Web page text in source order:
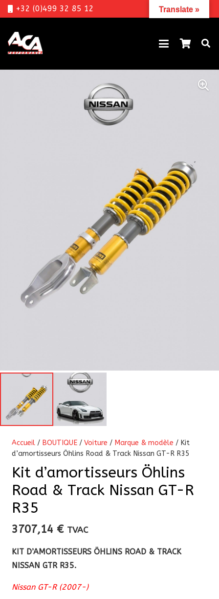
+32 (0)499 32 85 12
Accueil / BOUTIQUE / Voiture / Marque & modèle / Kit
d’amortisseurs Öhlins Road & Track Nissan GT-R R35
Kit d’amortisseurs Öhlins
Road & Track Nissan GT-R
R35
3707,14 € TVAC
KIT D’AMORTISSEURS ÖHLINS ROAD & TRACK
NISSAN GTR R35.
Nissan GT-R (2007-)
Translate »